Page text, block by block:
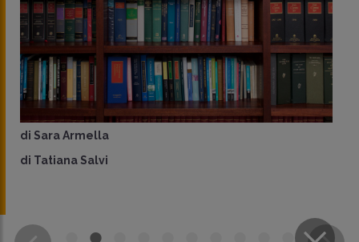
CONDIVIDI
di Sara Armella
di Tatiana Salvi